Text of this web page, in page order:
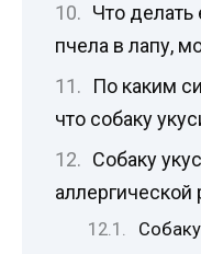
Что делать
пчела в лапу,
По каким
что собаку
Собаку
аллергической